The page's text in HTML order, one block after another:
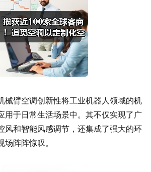
械臂空调创新性将工业机器人领域的机
用于日常生活场景中。其不仅实现了广
风和智能风感调节，还集成了强大的环
场阵阵惊叹。